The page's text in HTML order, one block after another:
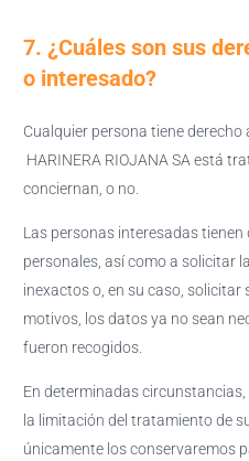
7. ¿Cuáles son sus
o interesado?
Cualquier persona tiene
HARINERA RIOJANA SA está
conciernan, o no.
Las personas interesadas
personales, así como a solicitar
inexactos o, en su caso,
motivos, los datos ya no sean
fueron recogidos.
En determinadas
la limitación del tratamiento de
únicamente los conservaremos